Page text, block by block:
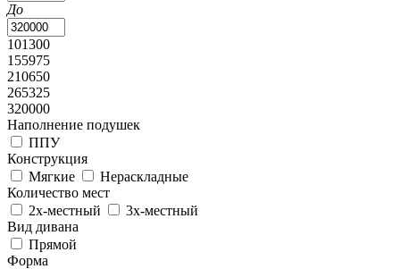
До
101300
155975
210650
265325
320000
Наполнение подушек
ППУ
Конструкция
Мягкие
Нераскладные
Количество мест
2х-местный
3х-местный
Вид дивана
Прямой
Форма